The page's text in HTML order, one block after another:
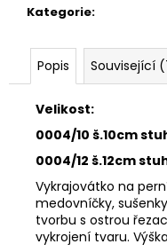
Kategorie:
Popis Související
Velikost:
0004/10 š.10cm
0004/12 š.12cm
Vykrajovátko na
medovníčky,
tvorbu s ostrou
vykrojení tvaru.
VYKRAJOVÁTKA
#1515
49
Kč